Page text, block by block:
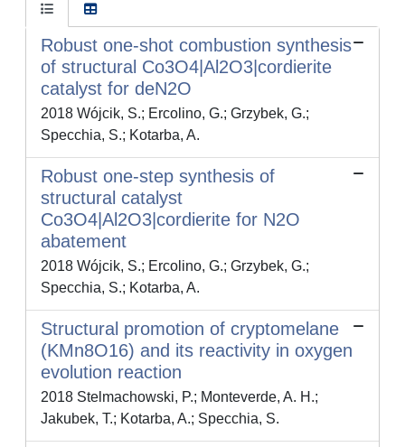
Robust one-shot combustion synthesis
of structural Co3O4|Al2O3|cordierite
catalyst for deN2O
2018 Wójcik, S.; Ercolino, G.; Grzybek, G.;
Specchia, S.; Kotarba, A.
Robust one-step synthesis of
structural catalyst
Co3O4|Al2O3|cordierite for N2O
abatement
2018 Wójcik, S.; Ercolino, G.; Grzybek, G.;
Specchia, S.; Kotarba, A.
Structural promotion of cryptomelane
(KMn8O16) and its reactivity in oxygen
evolution reaction
2018 Stelmachowski, P.; Monteverde, A. H.;
Jakubek, T.; Kotarba, A.; Specchia, S.